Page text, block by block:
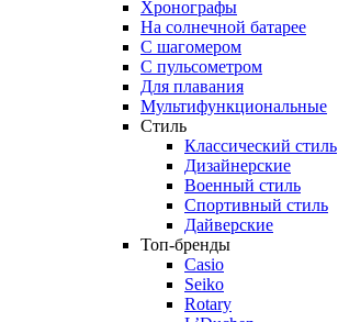
Хронографы
На солнечной батарее
С шагомером
С пульсометром
Для плавания
Мультифункциональные
Стиль
Классический стиль
Дизайнерские
Военный стиль
Спортивный стиль
Дайверские
Топ-бренды
Casio
Seiko
Rotary